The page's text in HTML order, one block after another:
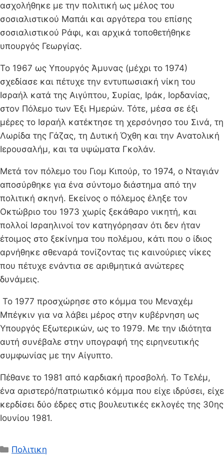
ασχολήθηκε με την πολιτική ως μέλος του
σοσιαλιστικού Μαπάι και αργότερα του επίσης
σοσιαλιστικού Ράφι, και αρχικά τοποθετήθηκε
υπουργός Γεωργίας.
Το 1967 ως Υπουργός Άμυνας (μέχρι το 1974)
σχεδίασε και πέτυχε την εντυπωσιακή νίκη του
Ισραήλ κατά της Αιγύπτου, Συρίας, Ιράκ, Ιορδανίας,
στον Πόλεμο των Έξι Ημερών. Τότε, μέσα σε έξι
μέρες το Ισραήλ κατέκτησε τη χερσόνησο του Σινά, τη
Λωρίδα της Γάζας, τη Δυτική Όχθη και την Ανατολική
Ιερουσαλήμ, και τα υψώματα Γκολάν.
Μετά τον πόλεμο του Γιομ Κιπούρ, το 1974, ο Νταγιάν
αποσύρθηκε για ένα σύντομο διάστημα από την
πολιτική σκηνή. Εκείνος ο πόλεμος έληξε τον
Οκτώβριο του 1973 χωρίς ξεκάθαρο νικητή, και
πολλοί Ισραηλινοί τον κατηγόρησαν ότι δεν ήταν
έτοιμος στο ξεκίνημα του πολέμου, κάτι που ο ίδιος
αρνήθηκε σθεναρά τονίζοντας τις καινούριες νίκες
που πέτυχε ενάντια σε αριθμητικά ανώτερες
δυνάμεις.
Το 1977 προσχώρησε στο κόμμα του Μεναχέμ
Μπέγκιν για να λάβει μέρος στην κυβέρνηση ως
Υπουργός Εξωτερικών, ως το 1979. Με την ιδιότητα
αυτή συνέβαλε στην υπογραφή της ειρηνευτικής
συμφωνίας με την Αίγυπτο.
Πέθανε το 1981 από καρδιακή προσβολή. Το Τελέμ,
ένα αριστερό/πατριωτικό κόμμα που είχε ιδρύσει, είχε
κερδίσει δύο έδρες στις βουλευτικές εκλογές της 30ης
Ιουνίου 1981.
Κατηγορίες
Πολιτικη